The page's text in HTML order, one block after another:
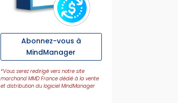
Abonnez-vous à
MindManager
*Vous serez redirigé vers notre site
marchand MMD France dédié à la vente
et distribution du logiciel MindManager